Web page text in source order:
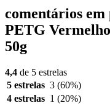
comentários
PETG
50g
4,4 de 5 estrelas
5 estrelas 3 (60%)
4 estrelas 1 (20%)